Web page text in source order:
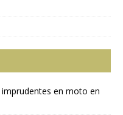
en moto en